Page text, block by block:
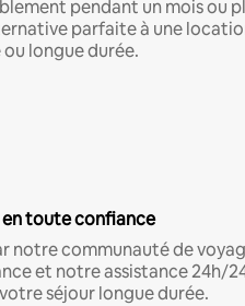
pendant un mois ou
parfaite à une
longue durée.
en toute confiance
notre communauté de
et notre assistance 24h/
séjour longue durée.